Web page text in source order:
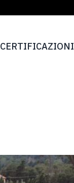
CERTIFICAZIONI